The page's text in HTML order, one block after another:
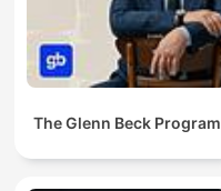
The Glenn Beck Program